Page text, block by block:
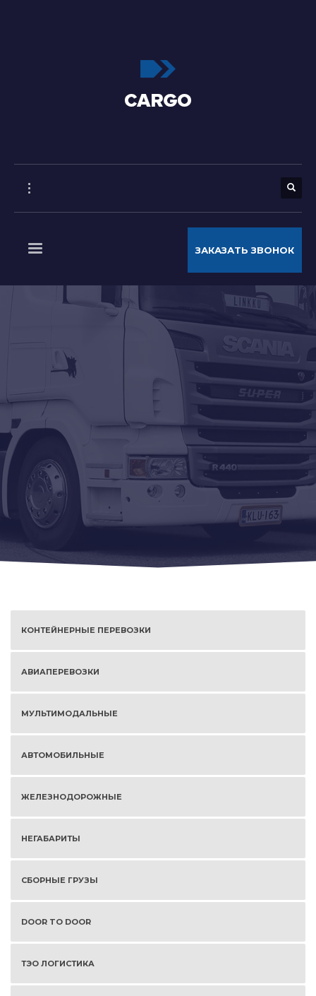
ЗАКАЗАТЬ ЗВОНОК
КОНТЕЙНЕРНЫЕ ПЕРЕВОЗКИ
АВИАПЕРЕВОЗКИ
МУЛЬТИМОДАЛЬНЫЕ
АВТОМОБИЛЬНЫЕ
ЖЕЛЕЗНОДОРОЖНЫЕ
НЕГАБАРИТЫ
СБОРНЫЕ ГРУЗЫ
DOOR TO DOOR
ТЭО ЛОГИСТИКА